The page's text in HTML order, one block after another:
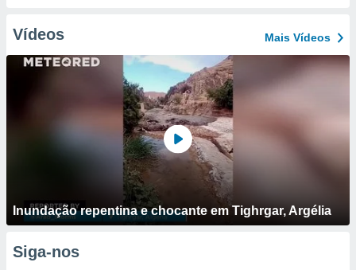
Vídeos Mais Vídeos
Inundação repentina e chocante em Tighrgar, Argélia
Siga-nos